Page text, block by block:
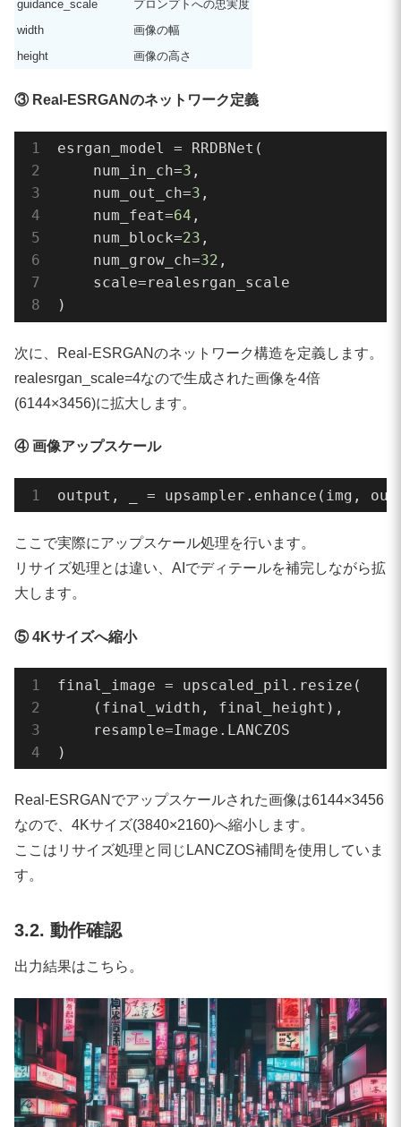
urlretrieve(realesrgan_model_url,
"downloaded:"
print("building Real-ESRGAN model..."
esrgan_model = RRDBNet(
    num_in_ch=
3 ,
    num_out_ch=
3 ,
    num_feat=
64 ,
    num_block=
23 ,
    num_grow_ch=
32 ,
    scale=realesrgan_scale
)
upsampler = RealESRGANer(
    scale=realesrgan_scale,
    model_path=realesrgan_model_name,
    tile=
0,
    pre_pad=
0,
    half=(device ==
"cuda"),
    device=device,
# 1. SDXLで画像生成
#
print("generating image with SDXL..."
start_total = time.time()
start_sd = time.time()
    prompt=prompt,
    num_inference_steps=
30,
    guidance_scale=
6.5,
).images[
    torch.cuda.synchronize()
sd_elapsed = time.time() - start_sd
image.save(sd_output_path)
print("saved:", sd_output_path)
guidance_scale
プロンプトへの忠実度
width
画像の幅
height
画像の高さ
③ Real-ESRGANのネットワーク定義
esrgan_model = RRDBNet(
    num_in_ch=
3 ,
    num_out_ch=
3 ,
    num_feat=
64 ,
    num_block=
23 ,
    num_grow_ch=
32 ,
    scale=realesrgan_scale
)
次に、Real-ESRGANのネットワーク構造を定義します。
realesrgan_scale=4なので生成された画像を4倍
(6144×3456)に拡大します。
④ 画像アップスケール
output, _ = upsampler.enhance(img,
ここで実際にアップスケール処理を行います。
リサイズ処理とは違い、AIでディテールを補完しながら拡
大します。
⑤ 4Kサイズへ縮小
final_image = upscaled_pil.resize(
    (final_width, final_height),
    resample=Image.LANCZOS
)
Real-ESRGANでアップスケールされた画像は6144×3456
なので、4Kサイズ(3840×2160)へ縮小します。
ここはリサイズ処理と同じLANCZOS補間を使用していま
す。
3.2. 動作確認
出力結果はこちら。